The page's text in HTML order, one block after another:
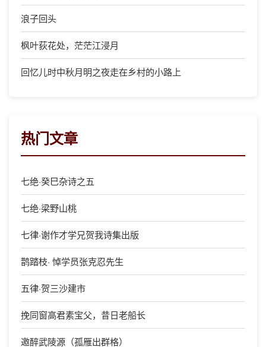
浪子回头
枫叶荻花处，茫茫江浸月
回忆儿时中秋月明之夜走在乡村的小路上
热门文章
七绝·癸巳杂诗之五
七绝·梁野山桃
七律·谢作才学兄贺我诗集出版
鹊踏枝· 悼学员张克忍先生
五律·贺三沙建市
挽同窗高君素宝父，昔日老船长
邀醉武陵源（孤雁出群格）